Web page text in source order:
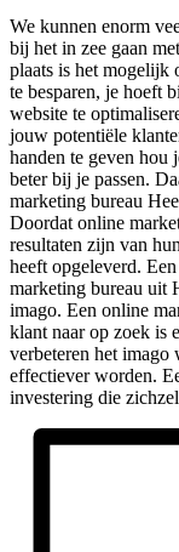
We kunnen enorm
bij het in zee gaan
plaats is het mogelijk
te besparen, je hoeft
website te
jouw potentiële
handen te geven hou
beter bij je passen.
marketing bureau
Doordat online
resultaten zijn van
heeft opgeleverd.
marketing bureau uit
imago. Een online
klant naar op zoek is
verbeteren het imago
effectiever worden.
investering die